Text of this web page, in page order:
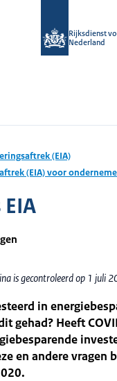
Rijksdienst
Nederland
(EIA)
(EIA) voor
is gecontroleerd op 1 juli
in
gehad? Heeft
en andere vragen